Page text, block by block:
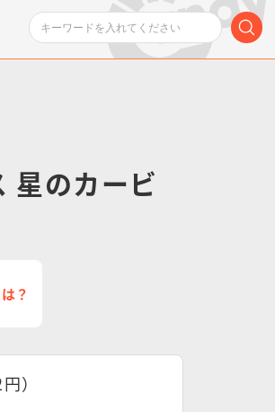
星のカービ
？
）